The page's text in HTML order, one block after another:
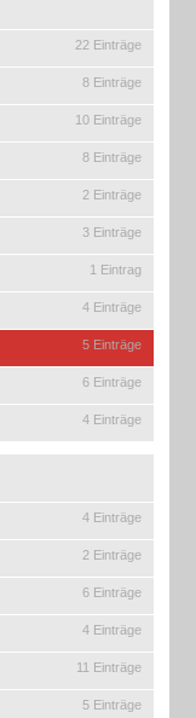
22 Einträge
8 Einträge
10 Einträge
8 Einträge
2 Einträge
3 Einträge
1 Eintrag
4 Einträge
5 Einträge
6 Einträge
4 Einträge
4 Einträge
2 Einträge
6 Einträge
4 Einträge
11 Einträge
5 Einträge